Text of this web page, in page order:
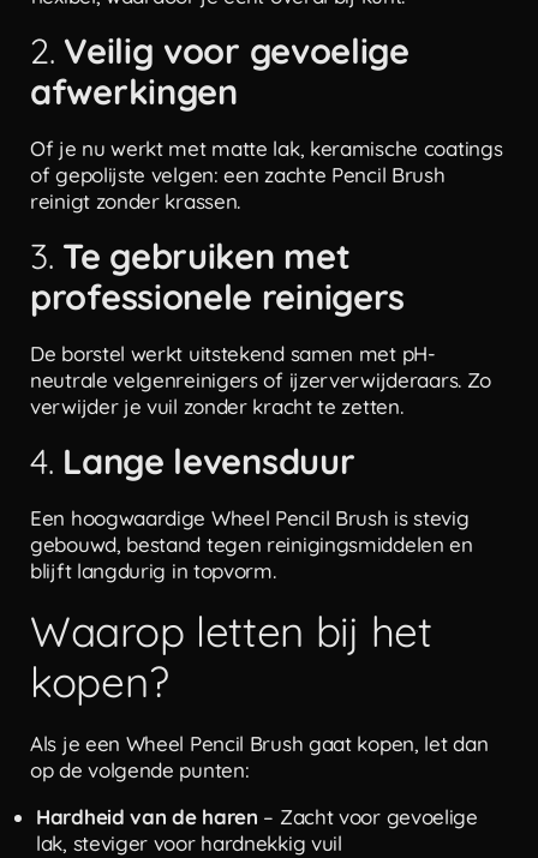
2. Veilig voor gevoelige
afwerkingen
Of je nu werkt met matte lak, keramische coatings
of gepolijste velgen: een zachte Pencil Brush
reinigt zonder krassen.
3. Te gebruiken met
professionele reinigers
De borstel werkt uitstekend samen met pH-
neutrale velgenreinigers of ijzerverwijderaars. Zo
verwijder je vuil zonder kracht te zetten.
4. Lange levensduur
Een hoogwaardige Wheel Pencil Brush is stevig
gebouwd, bestand tegen reinigingsmiddelen en
blijft langdurig in topvorm.
Waarop letten bij het
kopen?
Als je een Wheel Pencil Brush gaat kopen, let dan
op de volgende punten:
Hardheid van de haren – Zacht voor gevoelige
lak, steviger voor hardnekkig vuil